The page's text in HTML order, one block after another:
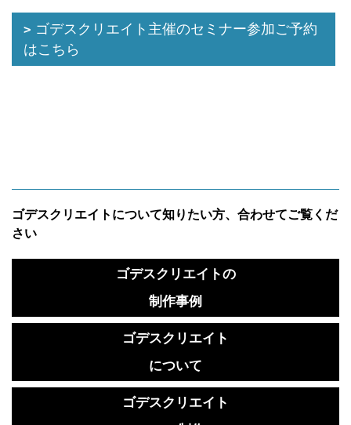
ゴデスクリエイト主催のセミナー参加ご予約
はこちら
ゴデスクリエイトについて知りたい方、合わせてご覧くだ
さい
ゴデスクリエイトの
制作事例
ゴデスクリエイト
について
ゴデスクリエイト